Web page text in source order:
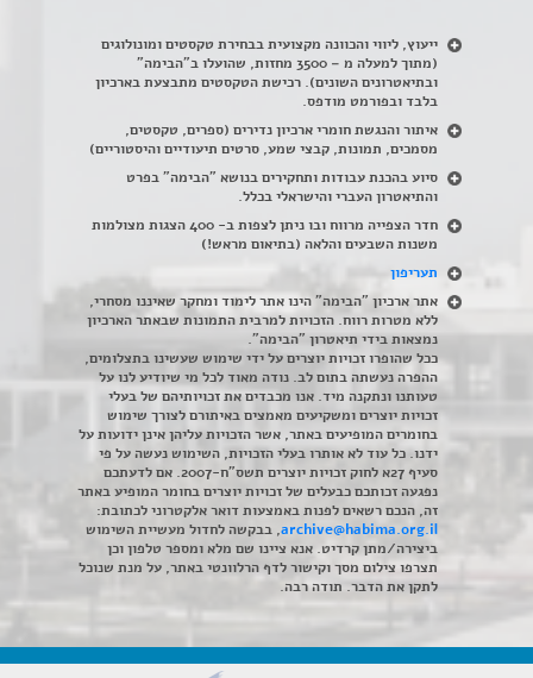
ייעוץ, ליווי והכוונה מקצועית בבחירת טקסטים ומונולוגים
(מתוך למעלה מ – 3500 מחזות, שהועלו ב"הבימה"
ובתיאטרונים השונים). רכישת הטקסטים מתבצעת בארכיון
בלבד ובפורמט מודפס.
איתור והנגשת חומרי ארכיון נדירים (ספרים, טקסטים,
מסמכים, תמונות, קבצי שמע, סרטים תיעודיים והיסטוריים)
סיוע בהכנת עבודות ותחקירים בנושא "הבימה" בפרט
והתיאטרון העברי והישראלי בכלל.
חדר הצפייה מרווח ובו ניתן לצפות ב- 400 הצגות מצולמות
משנות השבעים והלאה (בתיאום מראש!)
תעריפון
אתר ארכיון "הבימה" הינו אתר לימוד ומחקר שאיננו מסחרי,
ללא מטרות רווח. הזכויות למרבית התמונות שבאתר הארכיון
נמצאות בידי תיאטרון "הבימה".
ככל שהופרו זכויות יוצרים על ידי שימוש שעשינו בתצלומים,
ההפרה נעשתה בתום לב. נודה מאוד לכל מי שיודיע לנו על
טעותנו ונתקנה מיד. אנו מכבדים את זכויותיהם של בעלי
זכויות יוצרים ומשקיעים מאמצים באיתורם לצורך שימוש
בחומרים המופיעים באתר, אשר הזכויות עליהן אינן ידועות על
ידנו. כל עוד לא אותרו בעלי הזכויות, השימוש נעשה על פי
סעיף 27א לחוק זכויות יוצרים תשס"ח-2007. אם לדעתכם
נפגעה זכותכם כבעלים של זכויות יוצרים בחומר המופיע באתר
זה, הנכם רשאים לפנות באמצעות דואר אלקטרוני לכתובת:
archive@habima.org.il, בבקשה לחדול מעשיית השימוש
ביצירה/מתן קרדיט. אנא ציינו שם מלא ומספר טלפון וכן
תצרפו צילום מסך וקישור לדף הרלוונטי באתר, על מנת שנוכל
לתקן את הדבר. תודה רבה.